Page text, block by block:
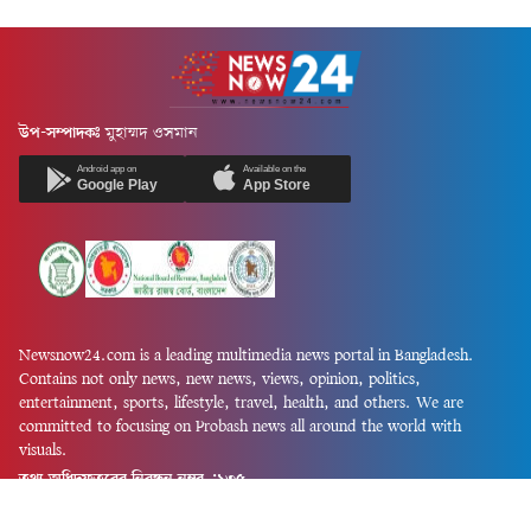
উপ-সম্পাদকঃ মুহাম্মদ ওসমান
Android app on
Google Play
Available on the
App Store
Newsnow24.com is a leading multimedia news portal in Bangladesh.
Contains not only news, new news, views, opinion, politics,
entertainment, sports, lifestyle, travel, health, and others. We are
committed to focusing on Probash news all around the world with
visuals.
তথ্য অধিদফতরের নিবন্ধন নম্বর :১৩৫